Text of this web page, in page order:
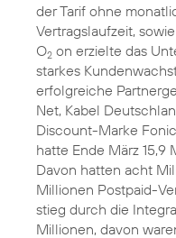
der Tarif ohne
Vertragslaufzeit,
O2 on erzielte das
starkes
erfolgreiche
Net, Kabel
Discount-Marke
hatte Ende März 15,9
Davon hatten acht
Millionen Postpaid-
stieg durch die
Millionen, davon